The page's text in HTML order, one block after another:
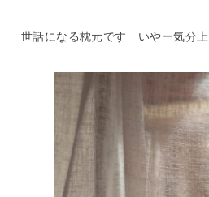
世話になる枕元です いやー気分上